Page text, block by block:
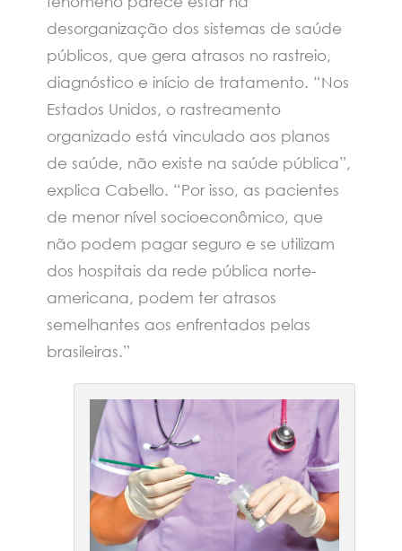
desorganização dos sistemas de saúde
públicos, que gera atrasos no rastreio,
diagnóstico e início de tratamento. “Nos
Estados Unidos, o rastreamento
organizado está vinculado aos planos
de saúde, não existe na saúde pública”,
explica Cabello. “Por isso, as pacientes
de menor nível socioeconômico, que
não podem pagar seguro e se utilizam
dos hospitais da rede pública norte-
americana, podem ter atrasos
semelhantes aos enfrentados pelas
brasileiras.”